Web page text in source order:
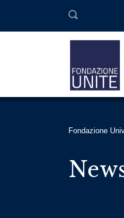
Fondazione